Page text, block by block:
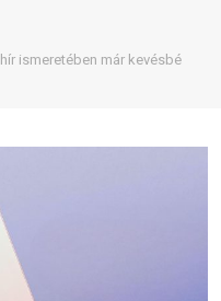
ismeretében már kevésbé